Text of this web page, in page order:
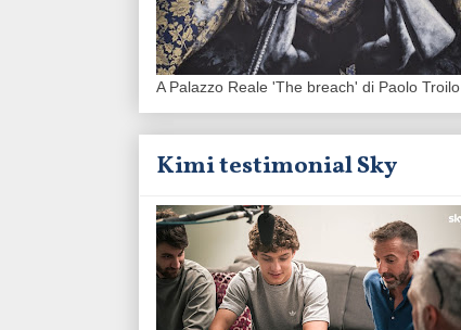
A Palazzo Reale 'The breach' di Paolo Troilo
Kimi testimonial Sky